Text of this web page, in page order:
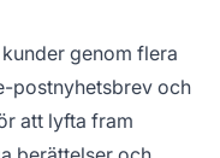
genom flera
postnyhetsbrev och
att lyfta fram